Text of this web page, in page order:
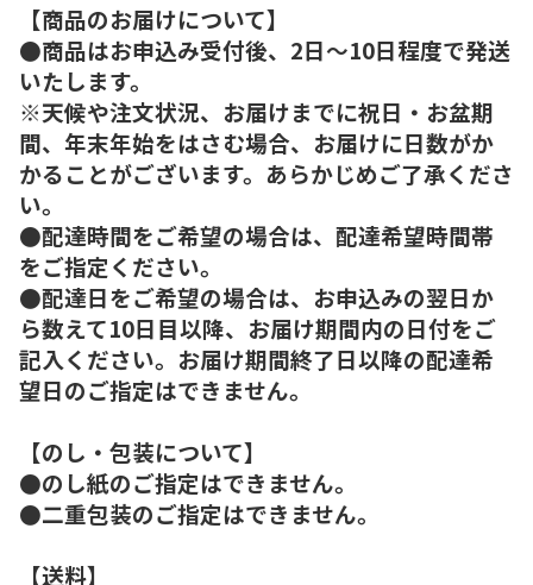
【商品のお届けについて】
●商品はお申込み受付後、2日～10日程度で発送
いたします。
※天候や注文状況、お届けまでに祝日・お盆期
間、年末年始をはさむ場合、お届けに日数がか
かることがございます。あらかじめご了承くださ
い。
●配達時間をご希望の場合は、配達希望時間帯
をご指定ください。
●配達日をご希望の場合は、お申込みの翌日か
ら数えて10日目以降、お届け期間内の日付をご
記入ください。お届け期間終了日以降の配達希
望日のご指定はできません。
【のし・包装について】
●のし紙のご指定はできません。
●二重包装のご指定はできません。
【送料】